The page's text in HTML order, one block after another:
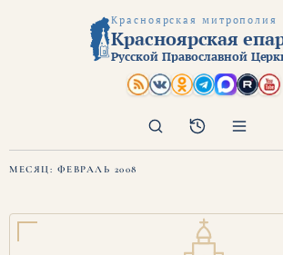
Красноярская митрополия
Красноярская
Русской Православной
Архив
Поиск
МЕСЯЦ: ФЕВРАЛЬ 2008